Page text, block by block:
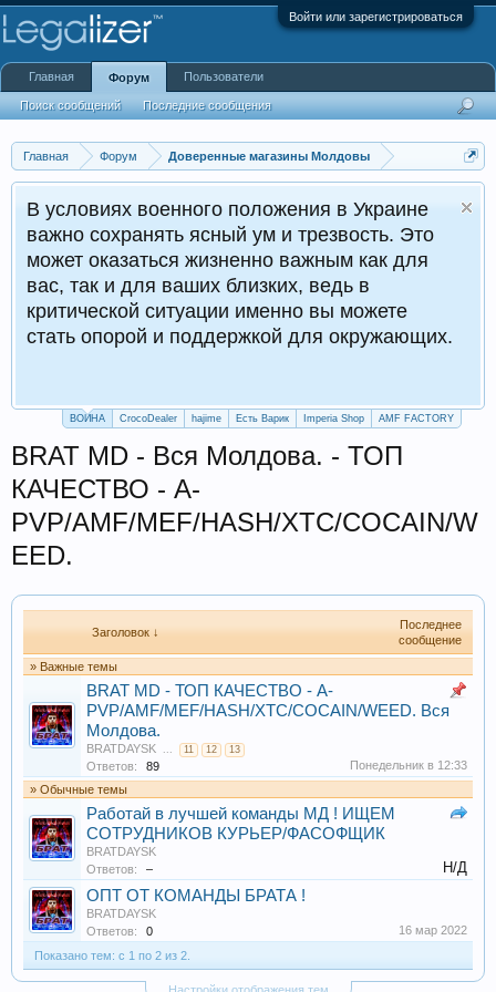
Войти или зарегистрироваться
Главная Форум Доверенные магазины Молдовы
В условиях военного положения в Украине
важно сохранять ясный ум и трезвость. Это
может оказаться жизненно важным как для
вас, так и для ваших близких, ведь в
критической ситуации именно вы можете
стать опорой и поддержкой для окружающих.
ВОЙНА CrocoDealer hajime Есть Варик Imperia Shop AMF FACTORY
BRAT MD - Вся Молдова. - ТОП
КАЧЕСТВО - A-
PVP/AMF/MEF/HASH/XTC/COCAIN/W
EED.
Заголовок ↓
Последнее
сообщение
» Важные темы
BRAT MD - ТОП КАЧЕСТВО - A-
PVP/AMF/MEF/HASH/XTC/COCAIN/WEED. Вся
Молдова.
BRATDAYSK ... 11 12 13
Ответов: 89
Понедельник в 12:33
» Обычные темы
Работай в лучшей команды МД ! ИЩЕМ
СОТРУДНИКОВ КУРЬЕР/ФАСОФЩИК
BRATDAYSK
Ответов:
– Н/Д
ОПТ ОТ КОМАНДЫ БРАТА !
BRATDAYSK
Ответов:
0
16 мар 2022
Показано тем: с 1 по 2 из 2.
Главная Форум
Поиск сообщений Последние сообщения
Пользователи